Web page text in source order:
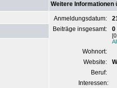
Weitere Informationen
Anmeldungsdatum:
Beiträge insgesamt:
0
Wohnort:
Website:
Beruf:
Interessen: